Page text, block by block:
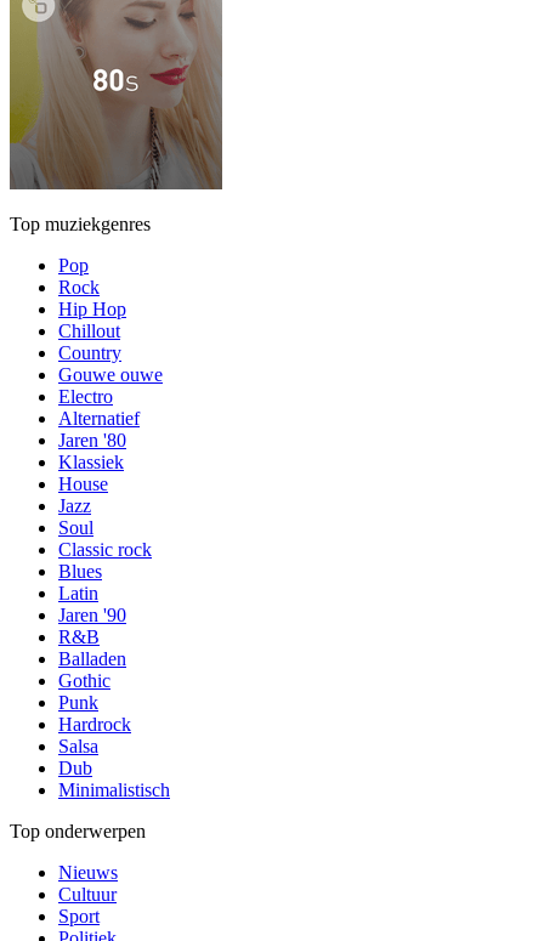
Top muziekgenres
Pop
Rock
Hip Hop
Chillout
Country
Gouwe ouwe
Electro
Alternatief
Jaren '80
Klassiek
House
Jazz
Soul
Classic rock
Blues
Latin
Jaren '90
R&B
Balladen
Gothic
Punk
Hardrock
Salsa
Dub
Minimalistisch
Top onderwerpen
Nieuws
Cultuur
Sport